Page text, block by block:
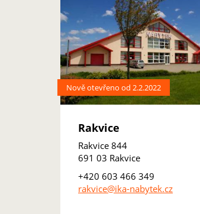
Nově otevřeno od 2.2.2022
Rakvice
Rakvice 844
691 03 Rakvice
+420 603 466 349
rakvice@ika-nabytek.cz